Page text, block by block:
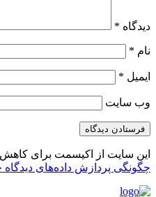
دیدگاه *
نام *
ایمیل *
وب‌ سایت
این سایت از اکیسمت برای
چگونگی پردازش داده‌های دیدگاه